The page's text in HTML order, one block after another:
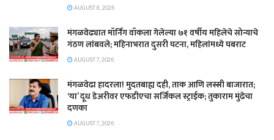
AUGUST 8, 2026
मंगळवेढ्यात मॉर्निंग वॉकला गेलेल्या ७१ वर्षीय महिलेचे सोन्याचे
गंठण लांबवले; महिनाभरात दुसरी घटना, महिलांमध्ये घबराट
AUGUST 7, 2026
​मंगळवेढा हादरला! मुदतबाह्य दही, ताक आणि लस्सी बाजारात;
‘या’ दूध डेअरीवर एफडीएचा सर्जिकल स्ट्राईक; ​तुकाराम मुंढेचा
दणका
AUGUST 7, 2026